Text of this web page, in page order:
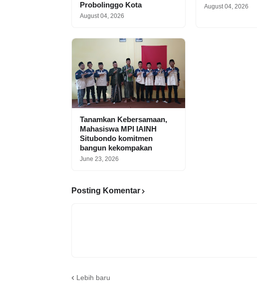
Probolinggo Kota
August 04, 2026
August 04, 2026
Tanamkan Kebersamaan,
Mahasiswa MPI IAINH
Situbondo komitmen
bangun kekompakan
June 23, 2026
Posting Komentar
Lebih baru